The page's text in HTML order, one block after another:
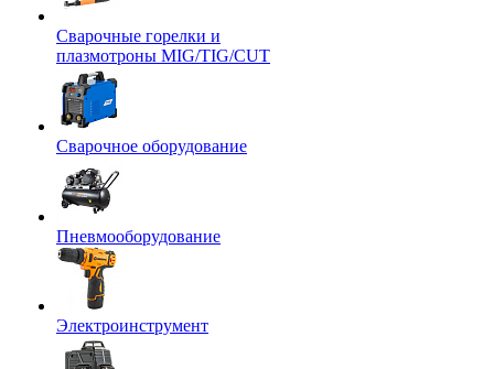
Сварочные горелки и
плазмотроны MIG/TIG/CUT
Сварочное оборудование
Пневмооборудование
Электроинструмент